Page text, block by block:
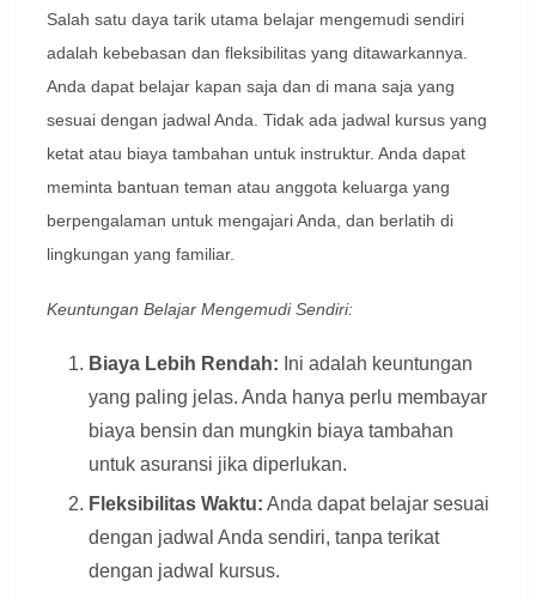
Salah satu daya tarik utama belajar mengemudi sendiri
adalah kebebasan dan fleksibilitas yang ditawarkannya.
Anda dapat belajar kapan saja dan di mana saja yang
sesuai dengan jadwal Anda. Tidak ada jadwal kursus yang
ketat atau biaya tambahan untuk instruktur. Anda dapat
meminta bantuan teman atau anggota keluarga yang
berpengalaman untuk mengajari Anda, dan berlatih di
lingkungan yang familiar.
Keuntungan Belajar Mengemudi Sendiri:
Biaya Lebih Rendah: Ini adalah keuntungan
yang paling jelas. Anda hanya perlu membayar
biaya bensin dan mungkin biaya tambahan
untuk asuransi jika diperlukan.
Fleksibilitas Waktu: Anda dapat belajar sesuai
dengan jadwal Anda sendiri, tanpa terikat
dengan jadwal kursus.